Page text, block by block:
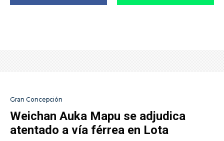
Gran Concepción
Weichan Auka Mapu se adjudica
atentado a vía férrea en Lota